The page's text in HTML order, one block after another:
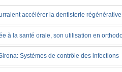
accélérer la dentisterie régénérative
à la santé orale, son utilisation en
Systèmes de contrôle des infections